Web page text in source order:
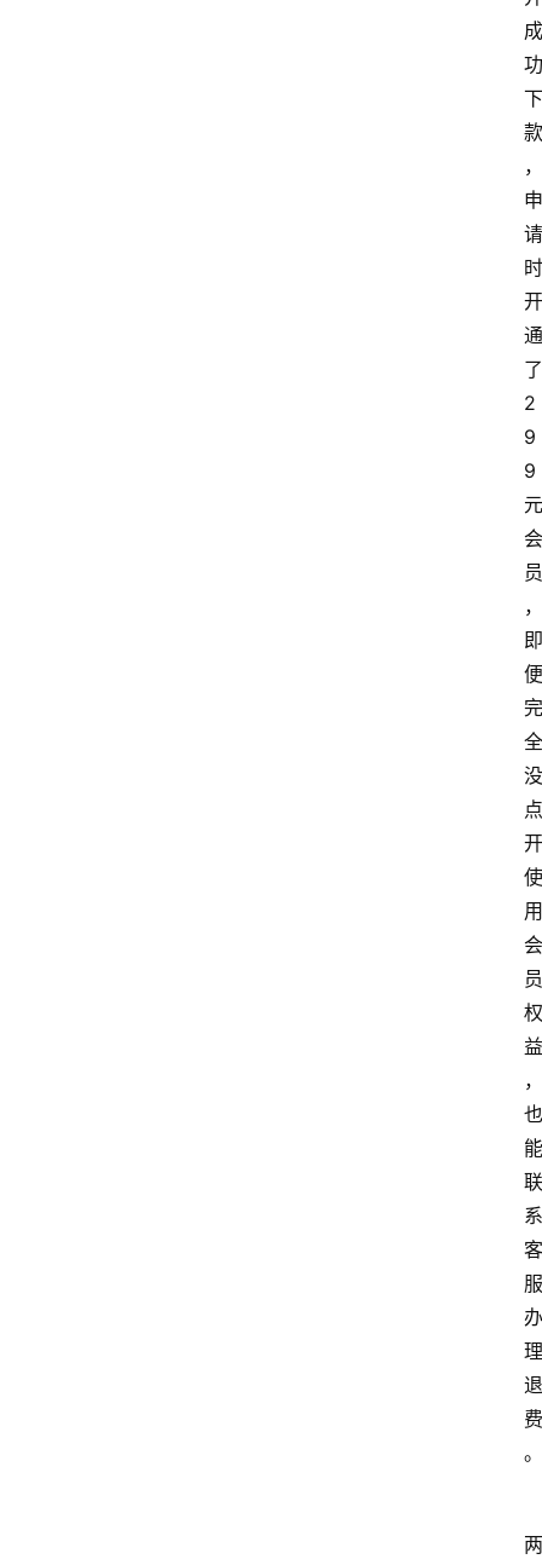
成
功
下
款
，
申
请
时
开
通
了
2
9
9
元
会
员
，
即
便
完
全
没
点
开
使
用
会
员
权
益
，
也
能
联
系
客
服
办
理
退
费
。
两